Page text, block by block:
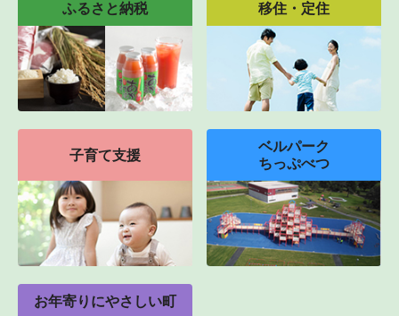
ふるさと納税 移住・定住
子育て支援
ベルパーク
ちっぷべつ
お年寄りにやさしい町